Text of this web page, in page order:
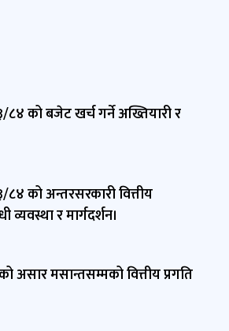
८४ को बजेट खर्च गर्ने अख्तियारी र
८४ को अन्तरसरकारी वित्तीय
व्यवस्था र मार्गदर्शन।
असार मसान्तसम्मको वित्तीय प्रगति